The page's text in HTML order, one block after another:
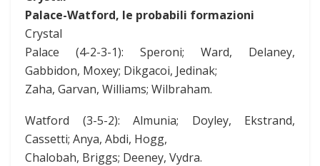
Palace-Watford, le probabili formazioni
Crystal
Palace (4-2-3-1): Speroni; Ward, Delaney,
Gabbidon, Moxey; Dikgacoi, Jedinak;
Zaha, Garvan, Williams; Wilbraham.
Watford (3-5-2): Almunia; Doyley, Ekstrand,
Cassetti; Anya, Abdi, Hogg,
Chalobah, Briggs; Deeney, Vydra.